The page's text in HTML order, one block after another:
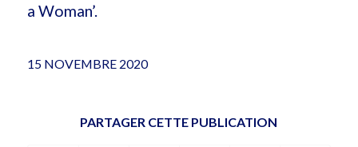
a Woman’.
15 NOVEMBRE 2020
PARTAGER CETTE PUBLICATION